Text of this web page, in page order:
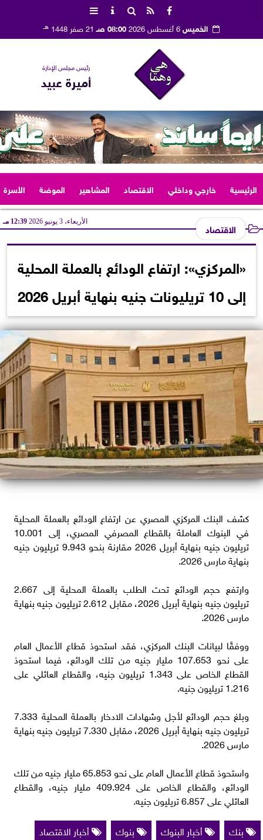
الخميس 08:00 صـ 21 صفر 1448 هـ
رئيس مجلس الإدارة
أميرة عبيد
الرئيسية خارجي وداخلي الاقتصاد المشاهير الموضة الأسرة
الاقتصاد الأربعاء، 3 يونيو 2026 12:39 مـ
«المركزي»: ارتفاع الودائع بالعملة المحلية
إلى 10 تريليونات جنيه بنهاية أبريل 2026
كشف البنك المركزي المصري عن ارتفاع الودائع بالعملة المحلية
في البنوك العاملة بالقطاع المصرفي المصري، إلى 10.001
تريليون جنيه بنهاية أبريل 2026 مقارنة بنحو 9.943 تريليون جنيه
بنهاية مارس 2026.
وارتفع حجم الودائع تحت الطلب بالعملة المحلية إلى 2.667
تريليون جنيه بنهاية أبريل 2026، مقابل 2.612 تريليون جنيه بنهاية
مارس 2026.
ووفقًا لبيانات البنك المركزي، فقد استحوذ قطاع الأعمال العام
على نحو 107.653 مليار جنيه من تلك الودائع، فيما استحوذ
القطاع الخاص على 1.343 تريليون جنيه، والقطاع العائلي على
1.216 تريليون جنيه.
وبلغ حجم الودائع لأجل وشهادات الادخار بالعملة المحلية 7.333
تريليون جنيه بنهاية أبريل 2026، مقابل 7.330 تريليون جنيه بنهاية
مارس 2026.
واستحوذ قطاع الأعمال العام على نحو 65.853 مليار جنيه من تلك
الودائع، والقطاع الخاص على 409.924 مليار جنيه، والقطاع
العائلي على 6.857 تريليون جنيه.
بنك
أخبار البنوك بنوك
أخبار الاقتصاد